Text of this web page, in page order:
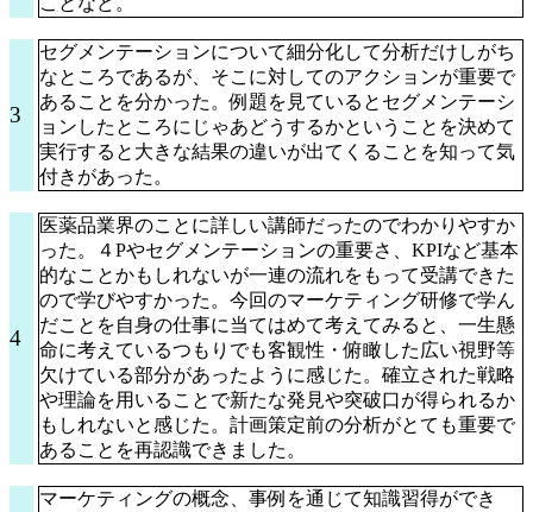
3
セグメンテーションについて細分化して分析だけしがち
なところであるが、そこに対してのアクションが重要で
あることを分かった。例題を見ているとセグメンテーシ
ョンしたところにじゃあどうするかということを決めて
実行すると大きな結果の違いが出てくることを知って気
付きがあった。
4
医薬品業界のことに詳しい講師だったのでわかりやすか
った。４Pやセグメンテーションの重要さ、KPIなど基本
的なことかもしれないが一連の流れをもって受講できた
ので学びやすかった。今回のマーケティング研修で学ん
だことを自身の仕事に当てはめて考えてみると、一生懸
命に考えているつもりでも客観性・俯瞰した広い視野等
欠けている部分があったように感じた。確立された戦略
や理論を用いることで新たな発見や突破口が得られるか
もしれないと感じた。計画策定前の分析がとても重要で
あることを再認識できました。
マーケティングの概念、事例を通じて知識習得ができ